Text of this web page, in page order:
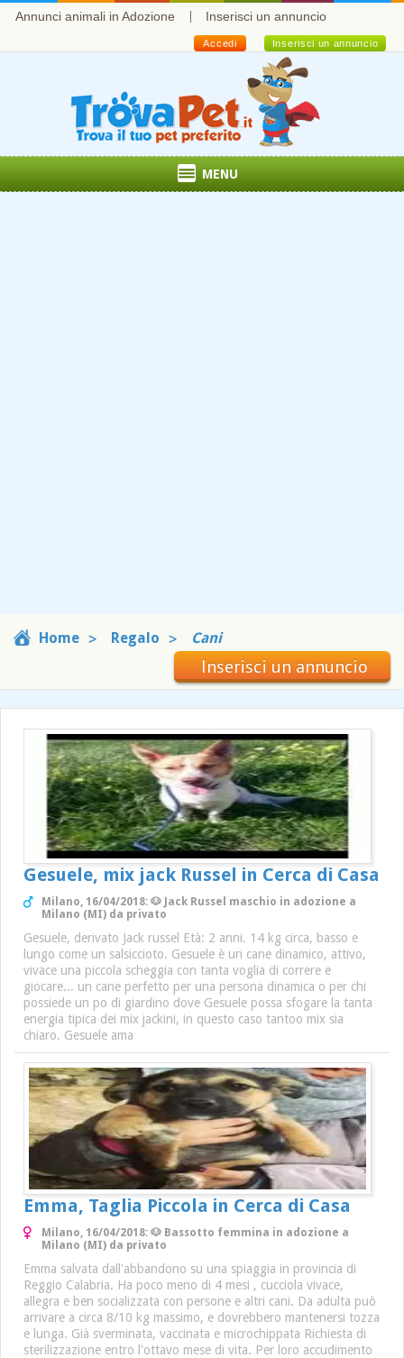
Annunci animali in Adozione Inserisci un annuncio
Inserisci un annuncio
Accedi
MENU
Home Regalo Cani
Inserisci un annuncio
Gesuele, mix jack Russel in Cerca di Casa
Milano, 16/04/2018: 🐶 Jack Russel maschio in adozione a
Milano (MI) da privato
Gesuele, derivato Jack russel Età: 2 anni. 14 kg circa, basso e
lungo come un salsiccioto. Gesuele è un cane dinamico, attivo,
vivace una piccola scheggia con tanta voglia di correre e
giocare... un cane perfetto per una persona dinamica o per chi
possiede un po di giardino dove Gesuele possa sfogare la tanta
energia tipica dei mix jackini, in questo caso tantoo mix sia
chiaro. Gesuele ama
Emma, Taglia Piccola in Cerca di Casa
Milano, 16/04/2018: 🐶 Bassotto femmina in adozione a
Milano (MI) da privato
Emma salvata dall'abbandono su una spiaggia in provincia di
Reggio Calabria. Ha poco meno di 4 mesi , cucciola vivace,
allegra e ben socializzata con persone e altri cani. Da adulta può
arrivare a circa 8/10 kg massimo, e dovrebbero mantenersi tozza
e lunga. Già sverminata, vaccinata e microchippata Richiesta di
sterilizzazione entro l'ottavo mese di vita. Per loro accudimento